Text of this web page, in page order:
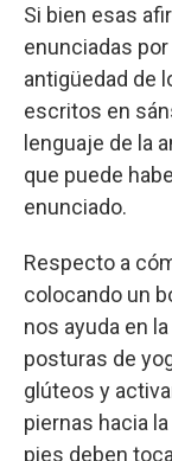
Si bien esas
enunciadas
antigüedad de
escritos en
lenguaje de la
que puede
enunciado.
Respecto a
colocando un
nos ayuda en
posturas de
glúteos y
piernas hacia
pies deben